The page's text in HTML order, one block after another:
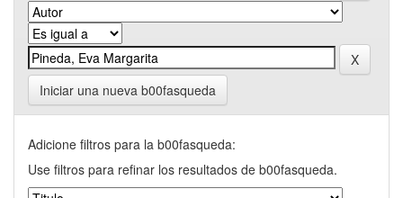
Iniciar una nueva b00fasqueda
Adicione filtros para la b00fasqueda:
Use filtros para refinar los resultados de b00fasqueda.